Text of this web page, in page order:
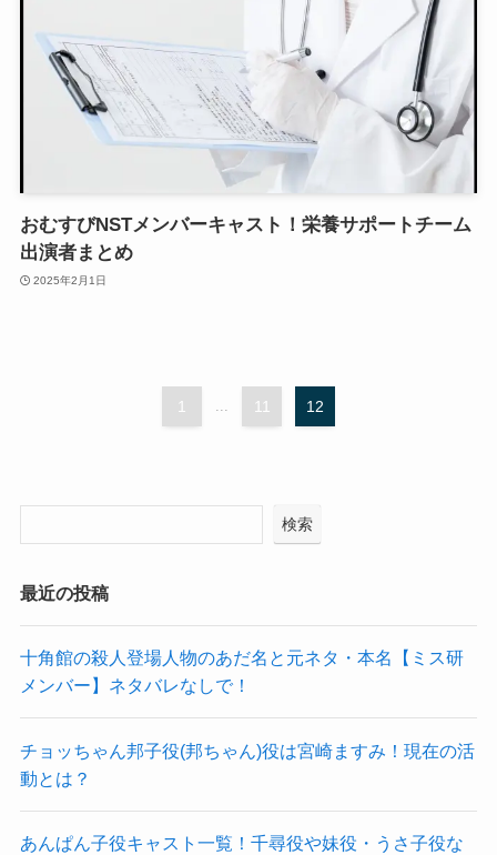
おむすびNSTメンバーキャスト！栄養サポートチーム
出演者まとめ
2025年2月1日
1 ... 11 12
検索
最近の投稿
十角館の殺人登場人物のあだ名と元ネタ・本名【ミス研
メンバー】ネタバレなしで！
チョッちゃん邦子役(邦ちゃん)役は宮崎ますみ！現在の活
動とは？
あんぱん子役キャスト一覧！千尋役や妹役・うさ子役な